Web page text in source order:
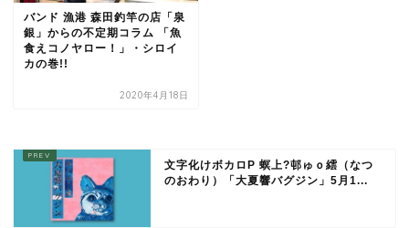
バンド 漁港 森田釣竿の店「泉
銀」からの不定期コラム 「魚
食えコノヤロー！」・シロイ
カの巻!!
2020年4月18日
文字化けボカロP 螟上?邨ゅｏ繧（なつ
のおわり）「大夏響バグジン」5月1...